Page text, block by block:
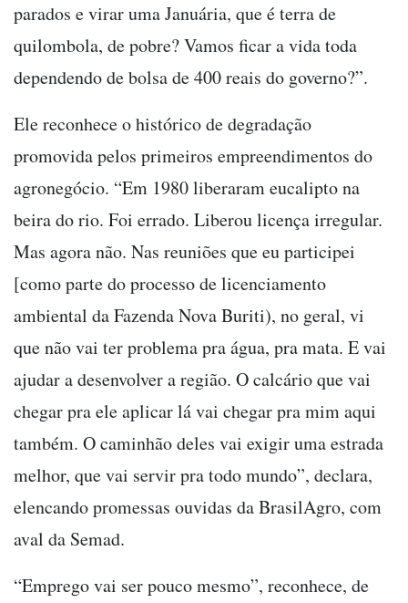
parados e virar uma Januária, que é terra de
quilombola, de pobre? Vamos ficar a vida toda
dependendo de bolsa de 400 reais do governo?”.
Ele reconhece o histórico de degradação
promovida pelos primeiros empreendimentos do
agronegócio. “Em 1980 liberaram eucalipto na
beira do rio. Foi errado. Liberou licença irregular.
Mas agora não. Nas reuniões que eu participei
[como parte do processo de licenciamento
ambiental da Fazenda Nova Buriti), no geral, vi
que não vai ter problema pra água, pra mata. E vai
ajudar a desenvolver a região. O calcário que vai
chegar pra ele aplicar lá vai chegar pra mim aqui
também. O caminhão deles vai exigir uma estrada
melhor, que vai servir pra todo mundo”, declara,
elencando promessas ouvidas da BrasilAgro, com
aval da Semad.
“Emprego vai ser pouco mesmo”, reconhece, de